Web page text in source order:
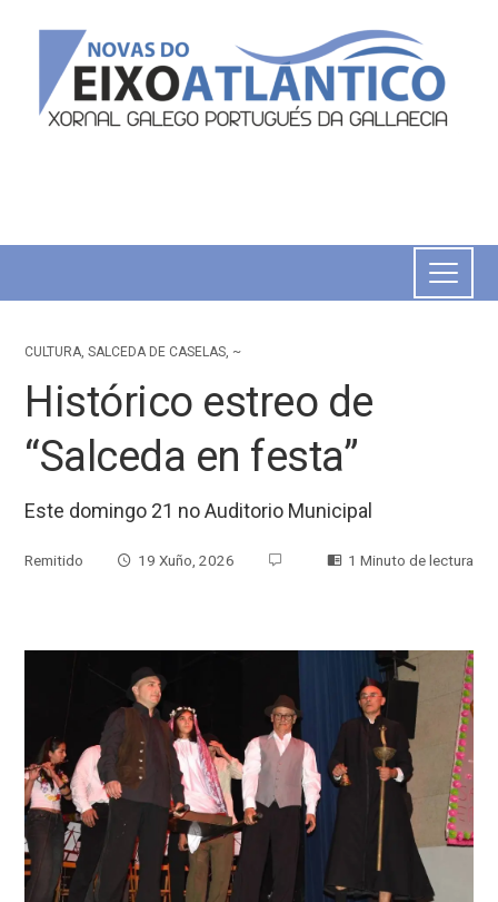
CULTURA,SALCEDA DE CASELAS, ~
Histórico estreo de
“Salceda en festa”
Este domingo 21 no Auditorio Municipal
Remitido 19 Xuño, 2026 1 Minuto de lectura